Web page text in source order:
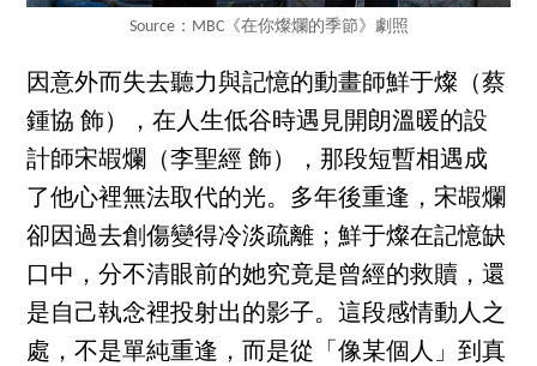
Source：MBC《在你燦爛的季節》劇照
因意外而失去聽力與記憶的動畫師鮮于燦（蔡
鍾協 飾），在人生低谷時遇見開朗溫暖的設
計師宋嘏爛（李聖經 飾），那段短暫相遇成
了他心裡無法取代的光。多年後重逢，宋嘏爛
卻因過去創傷變得冷淡疏離；鮮于燦在記憶缺
口中，分不清眼前的她究竟是曾經的救贖，還
是自己執念裡投射出的影子。這段感情動人之
處，不是單純重逢，而是從「像某個人」到真